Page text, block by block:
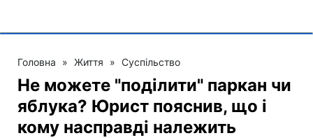
Головна » Життя » Суспільство
Не можете "поділити" паркан чи
яблука? Юрист пояснив, що і
кому насправді належить